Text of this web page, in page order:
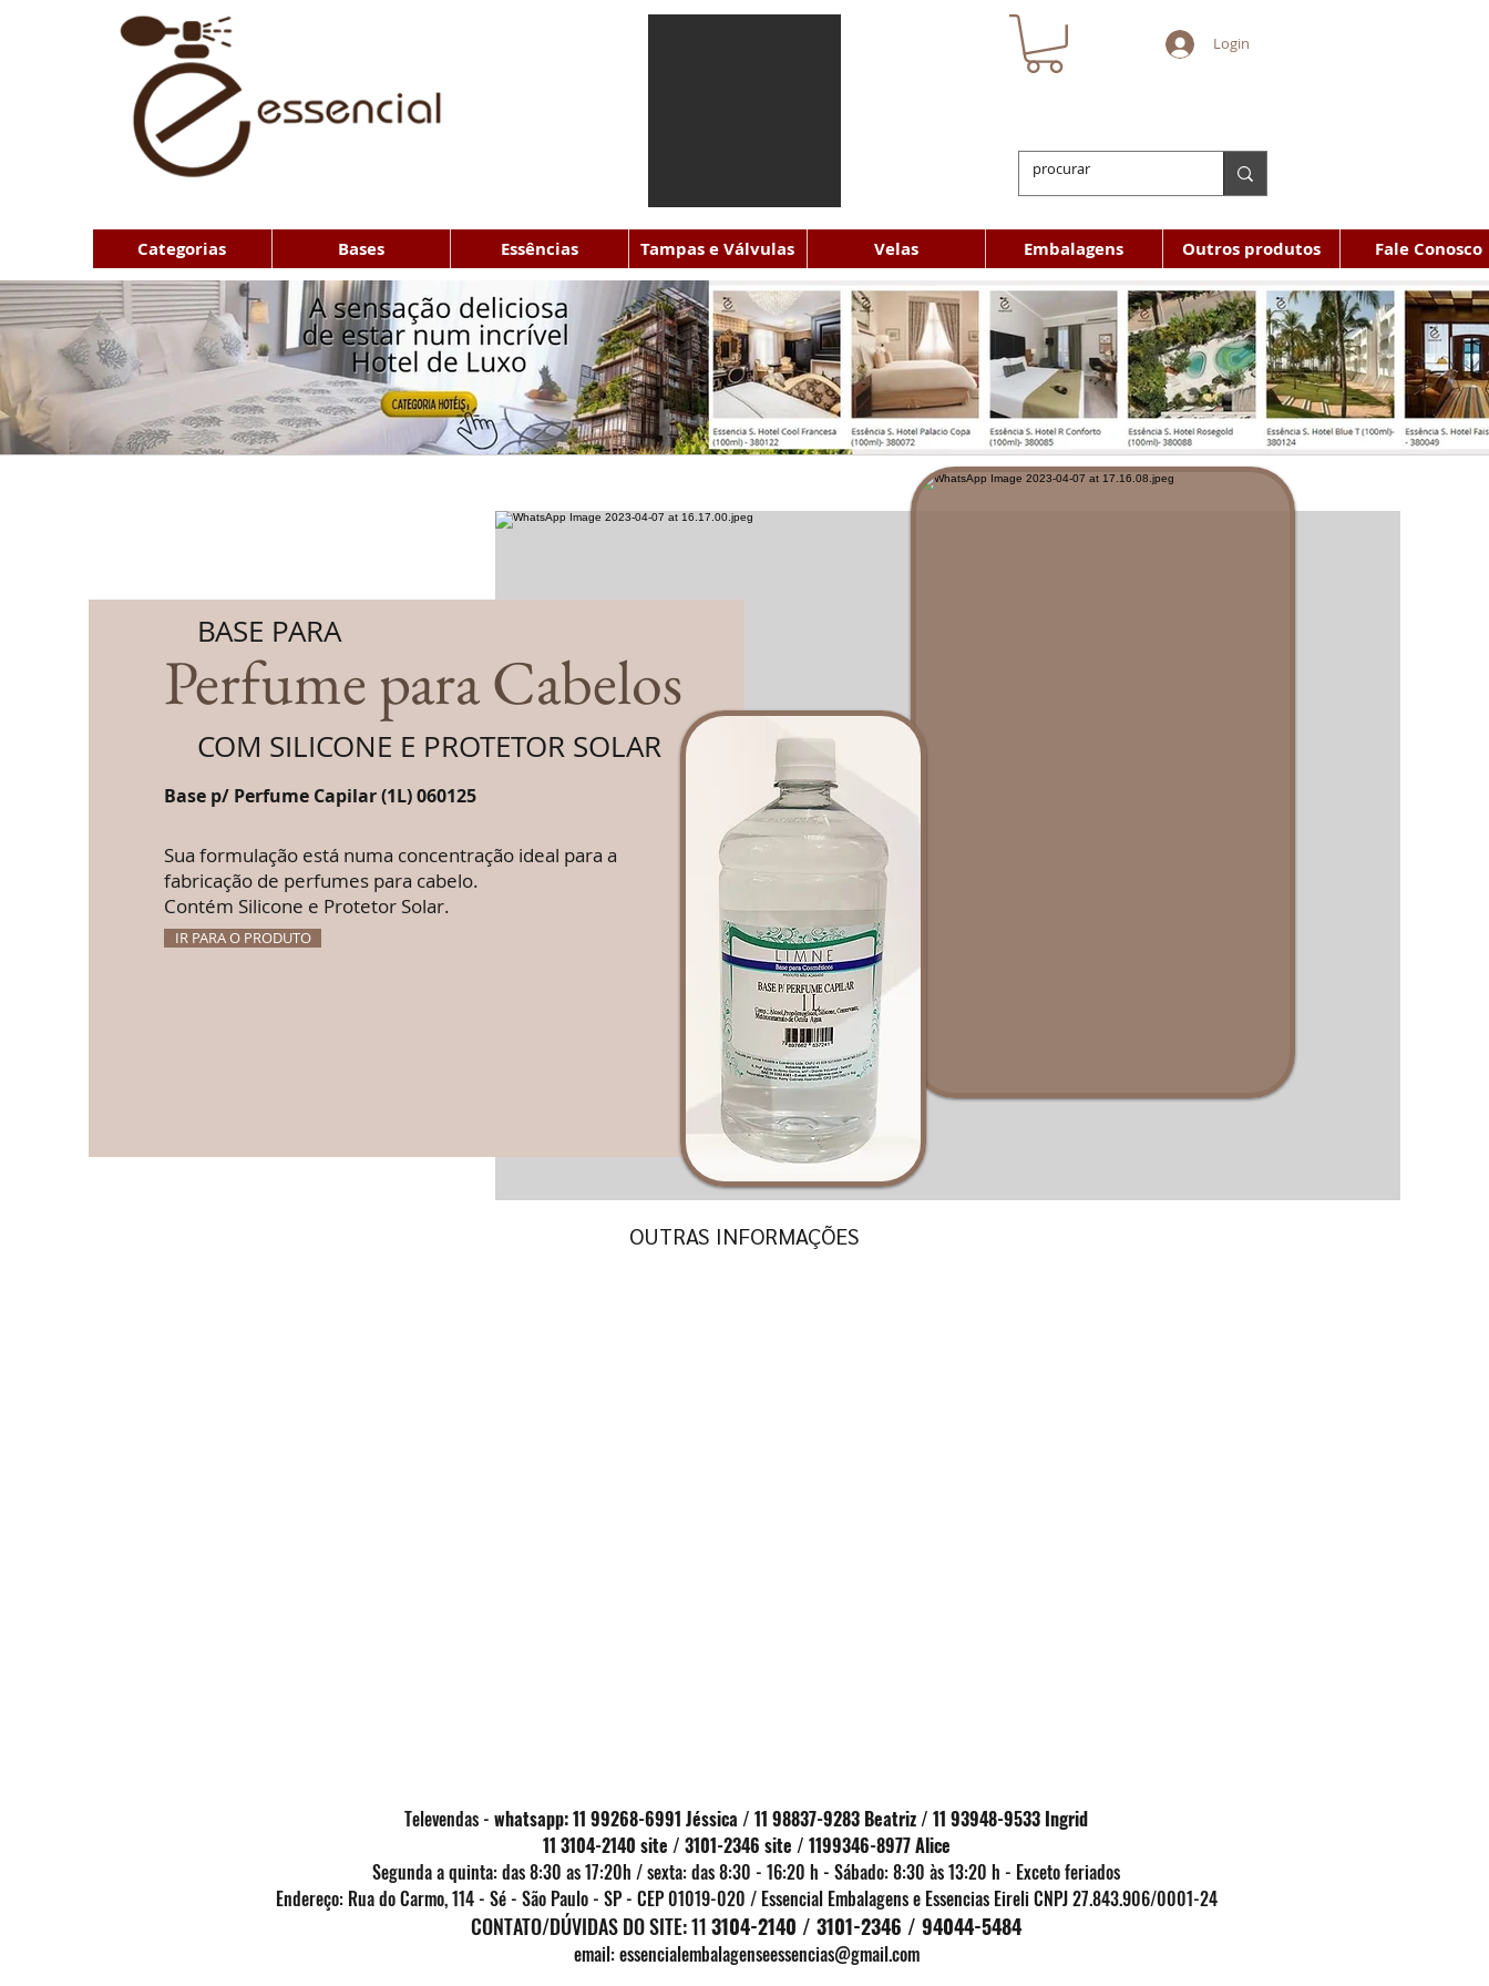
Login
Categorias Bases Essências Tampas e Válvulas Velas Embalagens Outros produtos Fale Conosco
Perfume para Cabelos
BASE PARA
COM SILICONE E PROTETOR SOLAR
Base p/ Perfume Capilar (1L) 060125
Sua formulação está numa concentração ideal para a
fabricação de perfumes para cabelo.
Contém Silicone e Protetor Solar.
IR PARA O PRODUTO
OUTRAS INFORMAÇÕES
Televendas - whatsapp: 11 99268-6991 Jéssica / 11 98837-9283 Beatriz / 11 93948-9533 Ingrid
11 3104-2140 site / 3101-2346 site / 1199346-8977 Alice
Segunda a quinta: das 8:30 as 17:20h / sexta: das 8:30 - 16:20 h - Sábado: 8:30 às 13:20 h - Exceto feriados
Endereço: Rua do Carmo, 114 - Sé - São Paulo - SP - CEP 01019-020 / Essencial Embalagens e Essencias Eireli CNPJ 27.843.906/0001-24
CONTATO/DÚVIDAS DO SITE: ​​​​​​​​​​​​​​​​​​​​113104-2140 / 3101-2346 / 94044-5484
email:essencialembalagenseessencias@gmail.com